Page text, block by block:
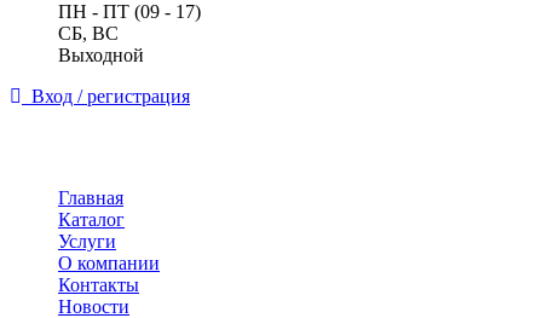
ПН - ПТ (09 - 17)
СБ, ВС
Выходной
Вход / регистрация
Главная
Каталог
Услуги
О компании
Контакты
Новости